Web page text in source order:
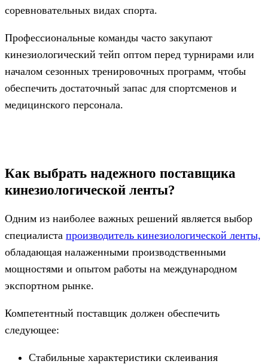
соревновательных видах спорта.
Профессиональные команды часто закупают
кинезиологический тейп оптом перед турнирами или
началом сезонных тренировочных программ, чтобы
обеспечить достаточный запас для спортсменов и
медицинского персонала.
Как выбрать надежного поставщика
кинезиологической ленты?
Одним из наиболее важных решений является выбор
специалиста производитель кинезиологической ленты,
обладающая налаженными производственными
мощностями и опытом работы на международном
экспортном рынке.
Компетентный поставщик должен обеспечить
следующее:
Стабильные характеристики склеивания